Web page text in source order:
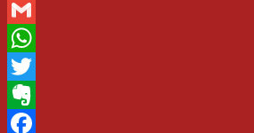
Email
Gmail
WhatsApp
Twitter
Evernote